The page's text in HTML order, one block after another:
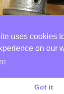
DSI Laser Châtellerault
uses cookies
on our
Got it